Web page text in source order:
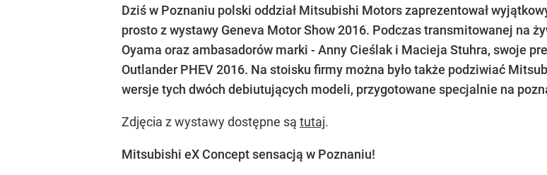
Dziś w Poznaniu polski oddział Mitsubishi Motors zaprezentował
prosto z wystawy Geneva Motor Show 2016. Podczas transmitowanej na
Oyama oraz ambasadorów marki - Anny Cieślak i Macieja Stuhra, swoje
Outlander PHEV 2016. Na stoisku firmy można było także podziwiać
wersje tych dwóch debiutujących modeli, przygotowane specjalnie na
Zdjęcia z wystawy dostępne są tutaj.
Mitsubishi eX Concept sensacją w Poznaniu!